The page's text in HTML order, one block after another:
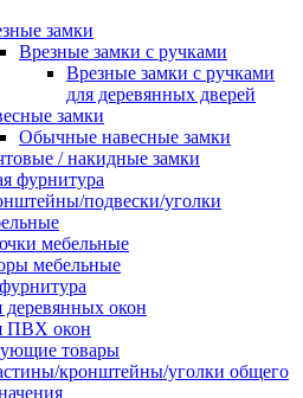
замки
Врезные замки с ручками
Врезные замки с ручками
для деревянных дверей
замки
Обычные навесные замки
/ накидные замки
фурнитура
подвески/уголки
мебельные
мебельные
деревянных окон
ПВХ окон
товары
кронштейны/уголки общего